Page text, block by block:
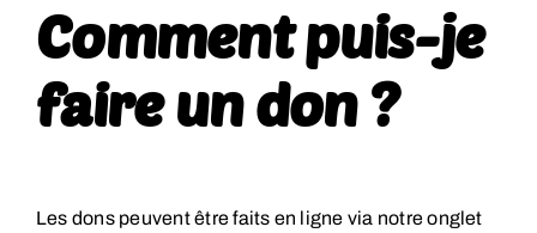
FOIRE AUX QUESTIONS (FAQ)
Comment puis-je
faire un don ?
Les dons peuvent être faits en ligne via notre onglet